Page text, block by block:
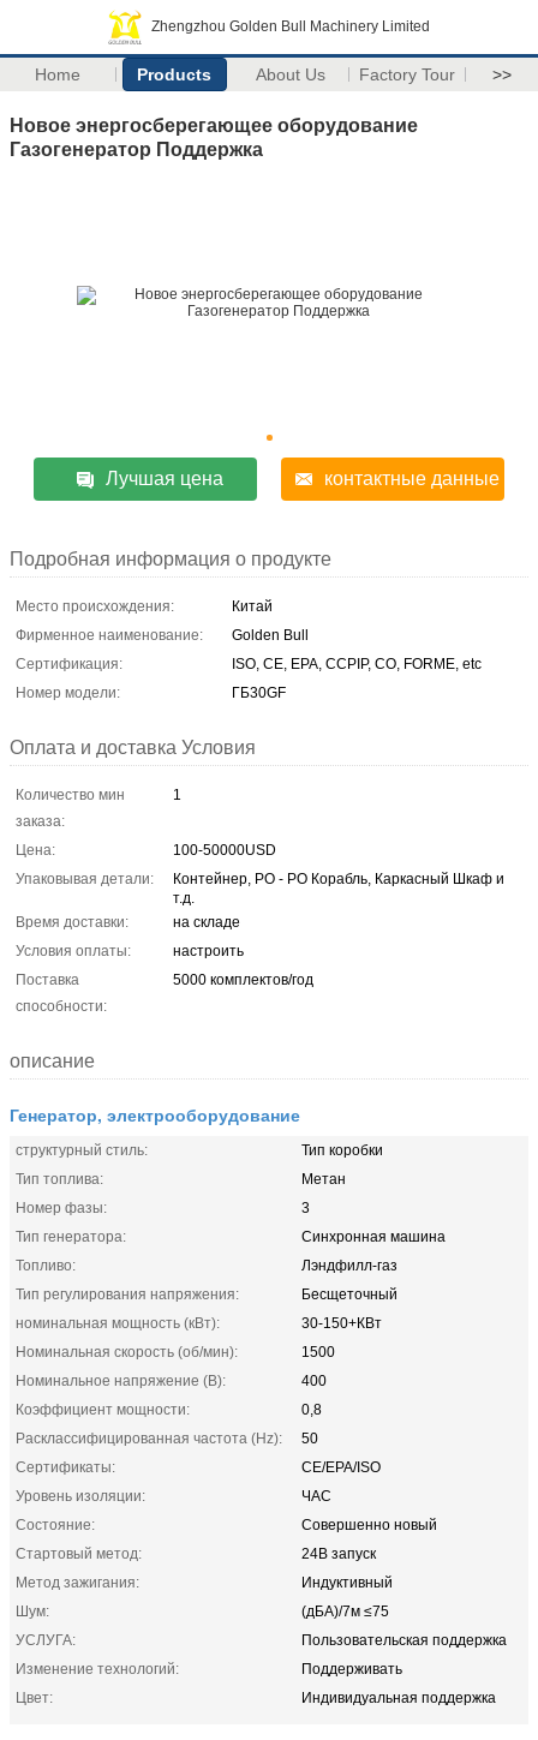
Zhengzhou Golden Bull Machinery Limited
Home Products About Us Factory Tour >>
Новое энергосберегающее оборудование
Газогенератор Поддержка
Лучшая цена контактные данные
Подробная информация о продукте
Место происхождения:
Китай
Фирменное наименование:
Golden Bull
Сертификация:
ISO, CE, EPA, CCPIP, CO, FORME, etc
Номер модели:
ГБ30GF
Оплата и доставка Условия
Количество мин
заказа:
1
Цена:
100-50000USD
Упаковывая детали:
Контейнер, РО - РО Корабль, Каркасный Шкаф и
т.д.
Время доставки:
на складе
Условия оплаты:
настроить
Поставка
способности:
5000 комплектов/год
описание
Генератор, электрооборудование
структурный стиль:
Тип коробки
Тип топлива:
Метан
Номер фазы:
3
Тип генератора:
Синхронная машина
Топливо:
Лэндфилл-газ
Тип регулирования напряжения:
Бесщеточный
номинальная мощность (кВт):
30-150+КВт
Номинальная скорость (об/мин):
1500
Номинальное напряжение (В):
400
Коэффициент мощности:
0,8
Расклассифицированная частота (Hz):
50
Сертификаты:
CE/EPA/ISO
Уровень изоляции:
ЧАС
Состояние:
Совершенно новый
Стартовый метод:
24В запуск
Метод зажигания:
Индуктивный
Шум:
(дБА)/7м ≤75
УСЛУГА:
Пользовательская поддержка
Изменение технологий:
Поддерживать
Цвет:
Индивидуальная поддержка